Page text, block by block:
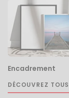
Encadrement
DÉCOUVREZ